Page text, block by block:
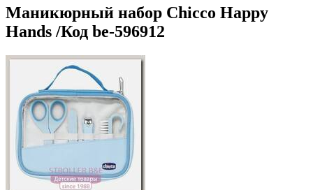
Маникюрный набор Chicco Happy
Hands /Код be-596912